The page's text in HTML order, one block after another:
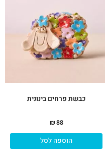
כבשת פרחים בינונית
₪88
הוספה לסל